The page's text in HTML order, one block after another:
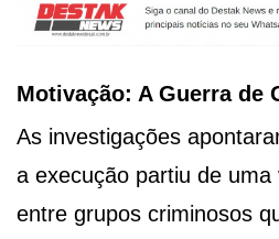
Motivação: A Guerra de
As investigações
a execução partiu de uma
entre grupos criminosos